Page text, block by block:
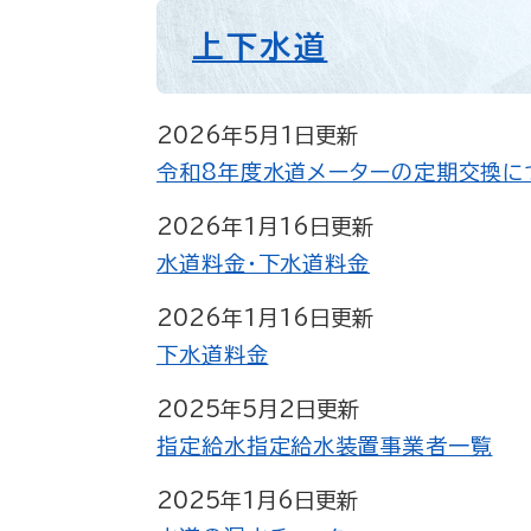
上下水道
2026年5月1日更新
令和8年度水道メーターの定期交換に
2026年1月16日更新
水道料金・下水道料金
2026年1月16日更新
下水道料金
2025年5月2日更新
指定給水指定給水装置事業者一覧
2025年1月6日更新